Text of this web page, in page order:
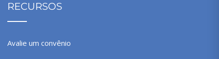
RECURSOS
Avalie um convênio